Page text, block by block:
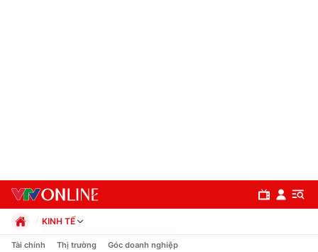
KINH TẾ
Chính trị
Tài chính Thị trường Góc doanh nghiệp